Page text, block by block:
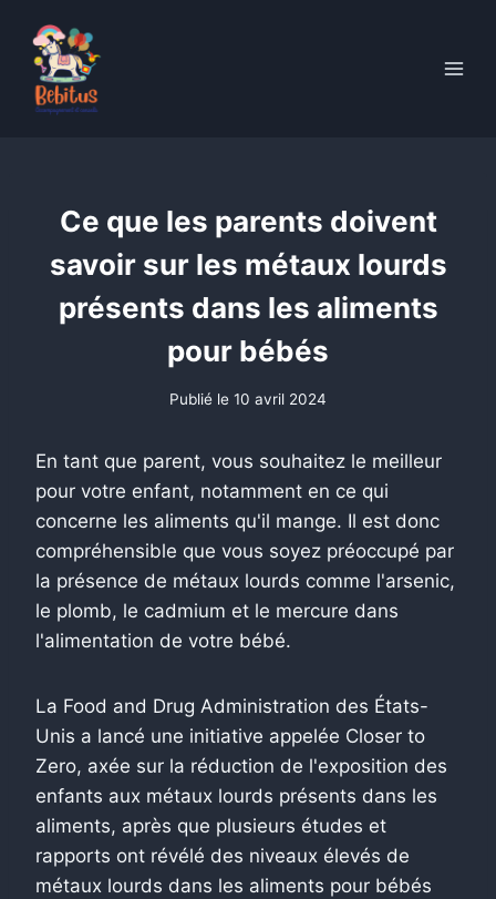
content
Ce que les parents doivent
savoir sur les métaux lourds
présents dans les aliments
pour bébés
Publié le 10 avril 2024
En tant que parent, vous souhaitez le meilleur
pour votre enfant, notamment en ce qui
concerne les aliments qu'il mange. Il est donc
compréhensible que vous soyez préoccupé par
la présence de métaux lourds comme l'arsenic,
le plomb, le cadmium et le mercure dans
l'alimentation de votre bébé.
La Food and Drug Administration des États-
Unis a lancé une initiative appelée Closer to
Zero, axée sur la réduction de l'exposition des
enfants aux métaux lourds présents dans les
aliments, après que plusieurs études et
rapports ont révélé des niveaux élevés de
métaux lourds dans les aliments pour bébés